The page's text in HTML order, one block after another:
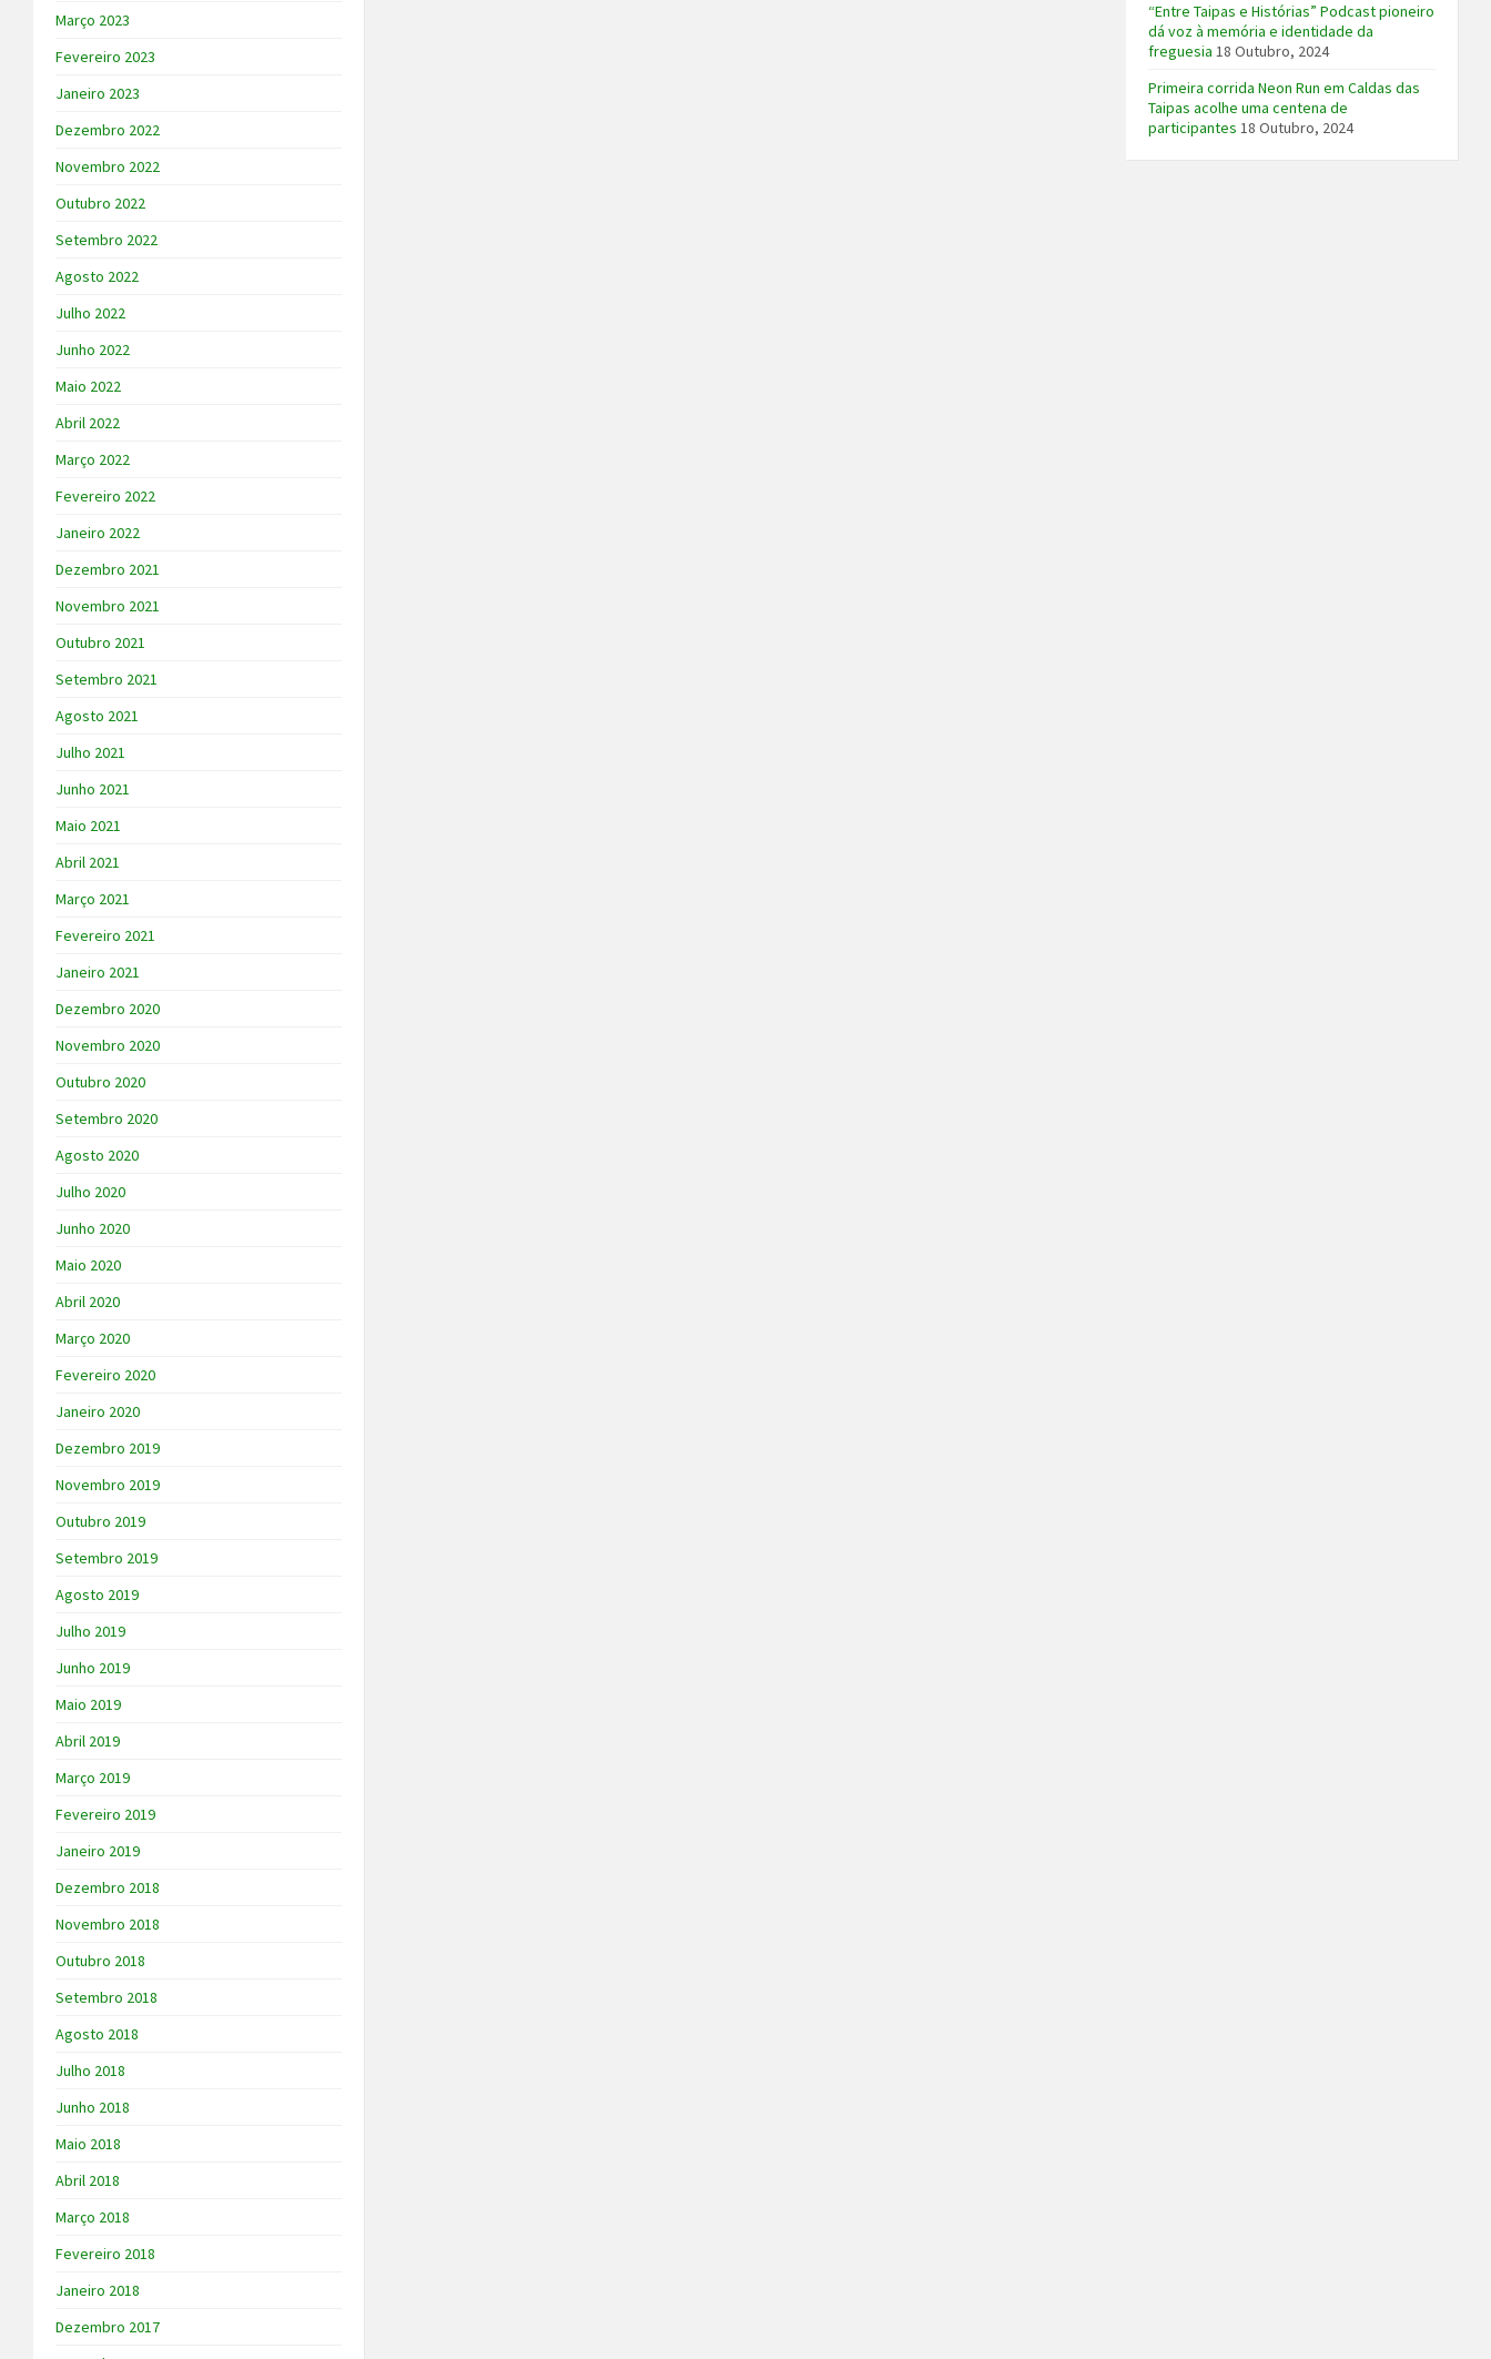
Março 2023
Fevereiro 2023
Janeiro 2023
Dezembro 2022
Novembro 2022
Outubro 2022
Setembro 2022
Agosto 2022
Julho 2022
Junho 2022
Maio 2022
Abril 2022
Março 2022
Fevereiro 2022
Janeiro 2022
Dezembro 2021
Novembro 2021
Outubro 2021
Setembro 2021
Agosto 2021
Julho 2021
Junho 2021
Maio 2021
Abril 2021
Março 2021
Fevereiro 2021
Janeiro 2021
Dezembro 2020
Novembro 2020
Outubro 2020
Setembro 2020
Agosto 2020
Julho 2020
Junho 2020
Maio 2020
Abril 2020
Março 2020
Fevereiro 2020
Janeiro 2020
Dezembro 2019
Novembro 2019
Outubro 2019
Setembro 2019
Agosto 2019
Julho 2019
Junho 2019
Maio 2019
Abril 2019
Março 2019
Fevereiro 2019
Janeiro 2019
Dezembro 2018
Novembro 2018
Outubro 2018
Setembro 2018
Agosto 2018
Julho 2018
Junho 2018
Maio 2018
Abril 2018
Março 2018
Fevereiro 2018
Janeiro 2018
Dezembro 2017
“Entre Taipas e Histórias” Podcast pioneiro
dá voz à memória e identidade da
freguesia 18 Outubro, 2024
Primeira corrida Neon Run em Caldas das
Taipas acolhe uma centena de
participantes 18 Outubro, 2024